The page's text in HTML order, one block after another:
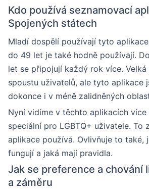
Kdo používá seznamovací
Spojených státech
Mladí dospělí používají tyto
do 49 let je také hodně používají.
let se připojují každý rok více. Velká
spoustu uživatelů, ale tyto aplikace
dokonce i v méně zalidněných
Nyní vidíme v těchto aplikacích
speciální pro LGBTQ+ uživatele. To
aplikace používá. Ovlivňuje to také,
fungují a jaká mají pravidla.
Jak se preference a chování
a záměru